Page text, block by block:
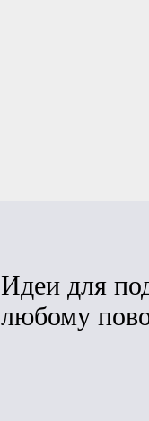
Идеи для
любому